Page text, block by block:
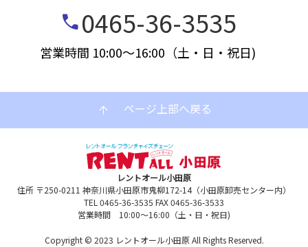
call0465-36-3535
営業時間 10:00～16:00（土・日・祝日)
arrow_upward ページ上部へ戻る
レントオール小田原
住所 〒250-0211 神奈川県小田原市鬼柳172-14（小田原卸売センター内）
TEL 0465-36-3535 FAX 0465-36-3533
営業時間 10:00～16:00（土・日・祝日)
Copyright © 2023 レントオール小田原 All Rights Reserved.